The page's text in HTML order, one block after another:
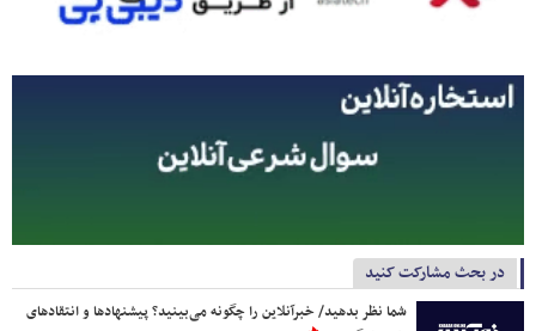
در بحث مشارکت کنید
شما نظر بدهید/ خبرآنلاین را چگونه می‌بینید؟ پیشنهادها و انتقادهای